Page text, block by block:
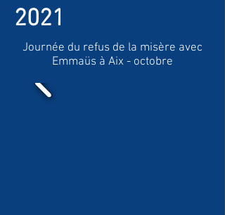
2021
Journée du refus de la misère avec
Emmaüs à Aix - octobre